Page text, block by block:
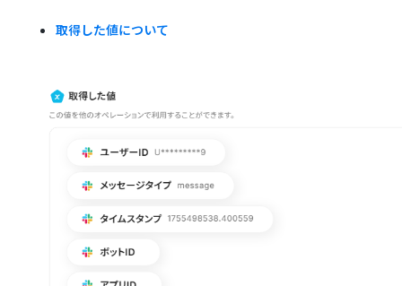
取得した値について